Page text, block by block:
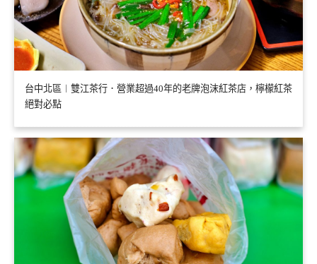
台中北區︱雙江茶行．營業超過40年的老牌泡沫紅茶店，檸檬紅茶
絕對必點